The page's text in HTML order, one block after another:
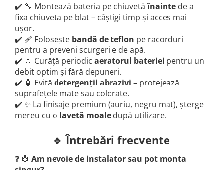
✔️ 🔧 Montează bateria pe chiuvetăînainte de a
fixa chiuveta pe blat – câștigi timp și acces mai
ușor.
✔️ 🩹 Folosește bandă de teflon pe racorduri
pentru a preveni scurgerile de apă.
✔️ 💧 Curăță periodic aeratorul bateriei pentru un
debit optim și fără depuneri.
✔️ 🧴 Evită detergenții abrazivi – protejează
suprafețele mate sau colorate.
✔️ ✨ La finisaje premium (auriu, negru mat), șterge
mereu cu o lavetă moale după utilizare.
🔹 Întrebări frecvente
❓ 👷 Am nevoie de instalator sau pot monta